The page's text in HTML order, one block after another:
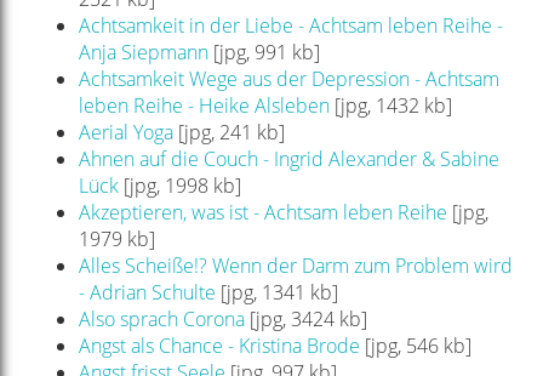
Achtsamkeit in der Liebe - Achtsam leben Reihe -
Anja Siepmann[jpg, 991 kb]
Achtsamkeit Wege aus der Depression - Achtsam
leben Reihe - Heike Alsleben[jpg, 1432 kb]
Aerial Yoga[jpg, 241 kb]
Ahnen auf die Couch - Ingrid Alexander & Sabine
Lück[jpg, 1998 kb]
Akzeptieren, was ist - Achtsam leben Reihe [jpg,
1979 kb]
Alles Scheiße!? Wenn der Darm zum Problem wird
- Adrian Schulte [jpg, 1341 kb]
Also sprach Corona[jpg, 3424 kb]
Angst als Chance - Kristina Brode [jpg, 546 kb]